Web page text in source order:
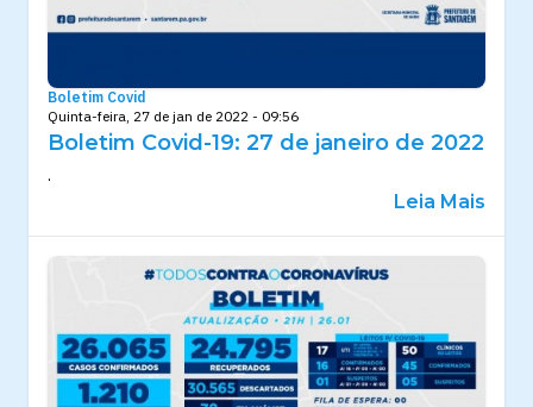
Boletim Covid
Quinta-feira, 27 de jan de 2022 - 09:56
Boletim Covid-19: 27 de janeiro de 2022
.
Leia Mais